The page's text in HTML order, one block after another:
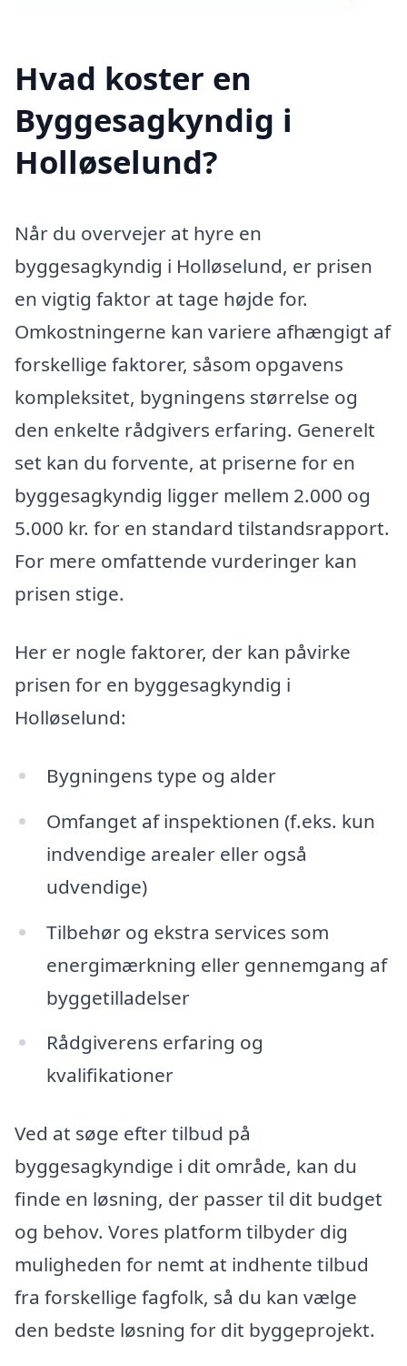
Hvad koster en
Byggesagkyndig i
Holløselund?
Når du overvejer at hyre en
byggesagkyndig i Holløselund, er prisen
en vigtig faktor at tage højde for.
Omkostningerne kan variere afhængigt af
forskellige faktorer, såsom opgavens
kompleksitet, bygningens størrelse og
den enkelte rådgivers erfaring. Generelt
set kan du forvente, at priserne for en
byggesagkyndig ligger mellem 2.000 og
5.000 kr. for en standard tilstandsrapport.
For mere omfattende vurderinger kan
prisen stige.
Her er nogle faktorer, der kan påvirke
prisen for en byggesagkyndig i
Holløselund:
Bygningens type og alder
Omfanget af inspektionen (f.eks. kun
indvendige arealer eller også
udvendige)
Tilbehør og ekstra services som
energimærkning eller gennemgang af
byggetilladelser
Rådgiverens erfaring og
kvalifikationer
Ved at søge efter tilbud på
byggesagkyndige i dit område, kan du
finde en løsning, der passer til dit budget
og behov. Vores platform tilbyder dig
muligheden for nemt at indhente tilbud
fra forskellige fagfolk, så du kan vælge
den bedste løsning for dit byggeprojekt.